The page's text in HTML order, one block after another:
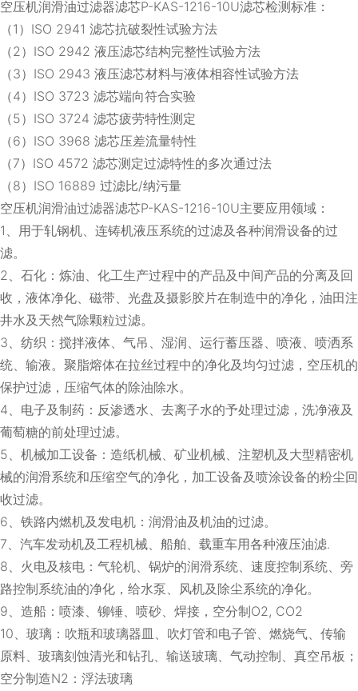
空压机润滑油过滤器滤芯P-KAS-1216-10U滤芯检测标准：
（1）ISO 2941 滤芯抗破裂性试验方法
（2）ISO 2942 液压滤芯结构完整性试验方法
（3）ISO 2943 液压滤芯材料与液体相容性试验方法
（4）ISO 3723 滤芯端向符合实验
（5）ISO 3724 滤芯疲劳特性测定
（6）ISO 3968 滤芯压差流量特性
（7）ISO 4572 滤芯测定过滤特性的多次通过法
（8）ISO 16889 过滤比/纳污量
空压机润滑油过滤器滤芯P-KAS-1216-10U主要应用领域：
1、用于轧钢机、连铸机液压系统的过滤及各种润滑设备的过
滤。
2、石化：炼油、化工生产过程中的产品及中间产品的分离及回
收，液体净化、磁带、光盘及摄影胶片在制造中的净化，油田注
井水及天然气除颗粒过滤。
3、纺织：搅拌液体、气吊、湿润、运行蓄压器、喷液、喷洒系
统、输液。聚脂熔体在拉丝过程中的净化及均匀过滤，空压机的
保护过滤，压缩气体的除油除水。
4、电子及制药：反渗透水、去离子水的予处理过滤，洗净液及
葡萄糖的前处理过滤。
5、机械加工设备：造纸机械、矿业机械、注塑机及大型精密机
械的润滑系统和压缩空气的净化，加工设备及喷涂设备的粉尘回
收过滤。
6、铁路内燃机及发电机：润滑油及机油的过滤。
7、汽车发动机及工程机械、船舶、载重车用各种液压油滤.
8、火电及核电：气轮机、锅炉的润滑系统、速度控制系统、旁
路控制系统油的净化，给水泵、风机及除尘系统的净化。
9、造船：喷漆、铆锤、喷砂、焊接，空分制O2, CO2
10、玻璃：吹瓶和玻璃器皿、吹灯管和电子管、燃烧气、传输
原料、玻璃刻蚀清光和钻孔、输送玻璃、气动控制、真空吊板；
空分制造N2：浮法玻璃